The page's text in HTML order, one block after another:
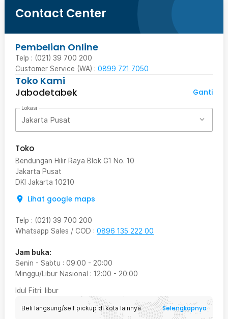
Contact Center
Pembelian Online
Telp : (021) 39 700 200
Customer Service (WA) : 0899 721 7050
Toko Kami
Jabodetabek
Ganti
Lokasi
Jakarta Pusat
Toko
Bendungan Hilir Raya Blok G1 No. 10
Jakarta Pusat
DKI Jakarta 10210
Lihat google maps
Telp : (021) 39 700 200
Whatsapp Sales / COD : 0896 135 222 00
Jam buka:
Senin - Sabtu : 09:00 - 20:00
Minggu/Libur Nasional : 12:00 - 20:00
Idul Fitri: libur
Beli langsung/self pickup di kota lainnya Selengkapnya